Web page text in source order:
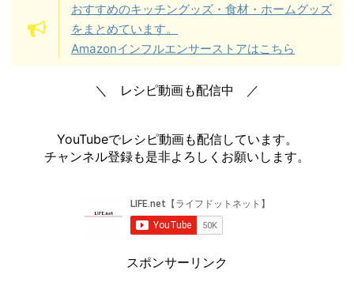
おすすめのキッチングッズ・食材・ホームグッズ
をまとめています。
Amazonインフルエンサーストアはこちら
＼ レシピ動画も配信中 ／
YouTubeでレシピ動画も配信しています。
チャンネル登録も是非よろしくお願いします。
スポンサーリンク